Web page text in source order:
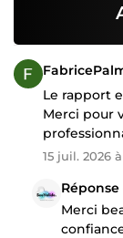
Le rapport
Merci pour
15 juil. 2026 à
Merci